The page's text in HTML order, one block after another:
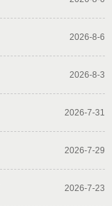
2026-8-6
2026-8-3
2026-7-31
2026-7-29
2026-7-23